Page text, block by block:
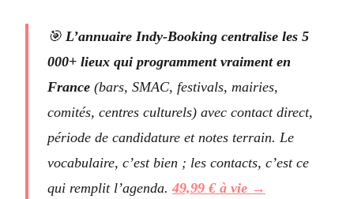
🎯 L’annuaire Indy-Booking centralise les 5
000+ lieux qui programment vraiment en
France (bars, SMAC, festivals, mairies,
comités, centres culturels) avec contact direct,
période de candidature et notes terrain. Le
vocabulaire, c’est bien ; les contacts, c’est ce
qui remplit l’agenda. 49,99 € à vie →